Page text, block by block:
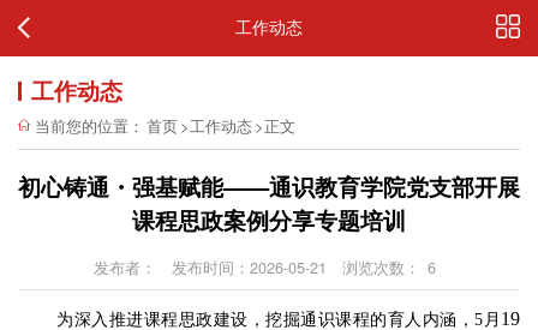
工作动态
工作动态
当前您的位置： 首页>工作动态>正文
初心铸通・强基赋能——通识教育学院党支部开展
课程思政案例分享专题培训
发布者： 发布时间：2026-05-21 浏览次数： 6
为深入推进课程思政建设，挖掘通识课程的育人内涵， 5月 19